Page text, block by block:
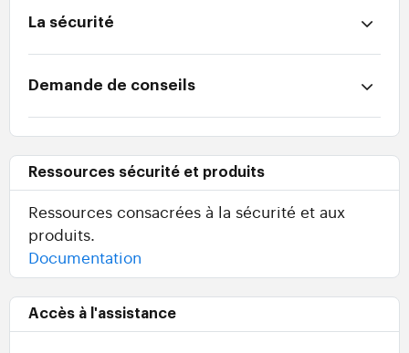
La sécurité
Demande de conseils
Ressources sécurité et produits
Ressources consacrées à la sécurité et aux
produits.
Documentation
Accès à l'assistance